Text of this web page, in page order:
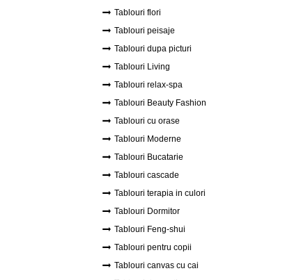
Tablouri flori
Tablouri peisaje
Tablouri dupa picturi
Tablouri Living
Tablouri relax-spa
Tablouri Beauty Fashion
Tablouri cu orase
Tablouri Moderne
Tablouri Bucatarie
Tablouri cascade
Tablouri terapia in culori
Tablouri Dormitor
Tablouri Feng-shui
Tablouri pentru copii
Tablouri canvas cu cai